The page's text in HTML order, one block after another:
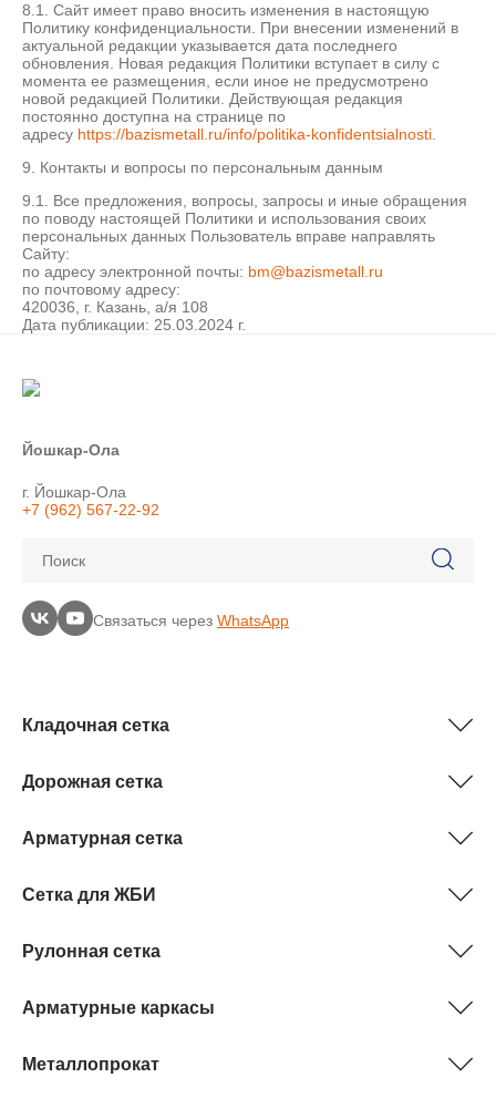
8.1. Сайт имеет право вносить изменения в настоящую
Политику конфиденциальности. При внесении изменений в
актуальной редакции указывается дата последнего
обновления. Новая редакция Политики вступает в силу с
момента ее размещения, если иное не предусмотрено
новой редакцией Политики. Действующая редакция
постоянно доступна на странице по
адресу https://bazismetall.ru/info/politika-konfidentsialnosti
9. Контакты и вопросы по персональным данным
9.1. Все предложения, вопросы, запросы и иные обращения
по поводу настоящей Политики и использования своих
персональных данных Пользователь вправе направлять
Сайту:
по адресу электронной почты: bm@bazismetall.ru
по почтовому адресу:
420036, г. Казань, а/я 108
Дата публикации: 25.03.2024 г.
Йошкар-Ола
г. Йошкар-Ола
+7 (962) 567-22-92
Поиск
Связаться через WhatsApp
Кладочная сетка
Дорожная сетка
Арматурная сетка
Сетка для ЖБИ
Рулонная сетка
Арматурные каркасы
Металлопрокат